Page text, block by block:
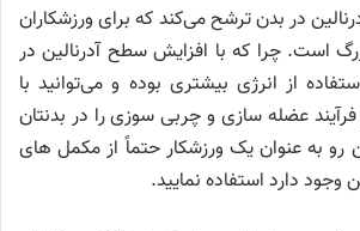
در بدن ترشح می‌کند که برای ورزشکاران
است. چرا که با افزایش سطح آدرنالین در
از انرژی بیشتری بوده و می‌توانید با
فرآیند عضله سازی و چربی سوزی را در بدنتان
رو به عنوان یک ورزشکار حتماً از مکمل های
وجود دارد استفاده نمایید.